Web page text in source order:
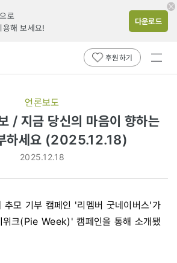
으로
용해 보세요!
다운로드
후원하기
전체
언론보도
/ 지금 당신의 마음이 향하는
하세요 (2025.12.18)
2025.12.18
모 기부 캠페인 '리멤버 굿네이버스'가
위크(Pie Week)' 캠페인을 통해 소개됐